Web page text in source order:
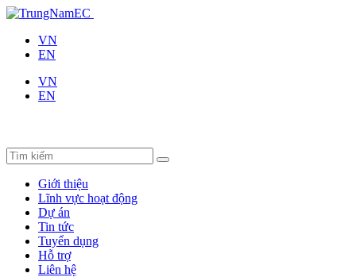
VN
EN
VN
EN
Giới thiệu
Lĩnh vực hoạt động
Dự án
Tin tức
Tuyển dụng
Hỗ trợ
Liên hệ